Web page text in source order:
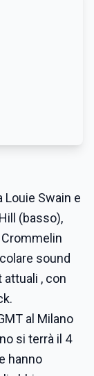
Louie Swain e
(basso),
sound
attuali , con
al Milano
si terrà il 4
hanno